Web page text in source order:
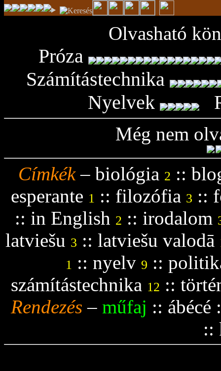
Olvasható
Próza
Számítástechnika
Nyelvek
Még nem
Címkék– biológia 2 ::
esperante 1 :: filozófia 3 ::
:: in English 2 :: irodalom
latviešu 3 :: latviešu valodā
1 :: nyelv 9 ::
számítástechnika 12 ::
Rendezés – műfaj :: ábécé
::